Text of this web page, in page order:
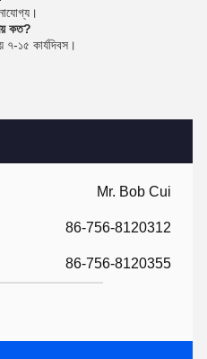
Mr. Bob Cui
86-756-8120312
86-756-8120355
কত?
৭-১৫ কার্যদিবস।